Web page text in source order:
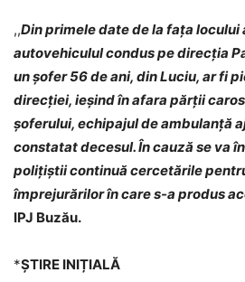
,,Din primele date de la fața locului
autovehiculul condus pe direcția
un șofer 56 de ani, din Luciu, ar fi
direcției, ieșind în afara părții
șoferului, echipajul de ambulanță
constatat decesul. În cauză se va
polițiștii continuă cercetările
împrejurărilor în care s-a produs
IPJ Buzău.
*ȘTIRE INIȚIALĂ